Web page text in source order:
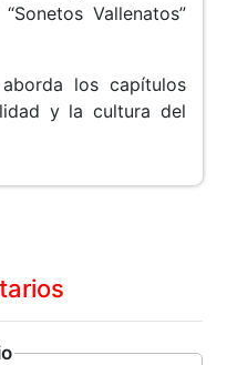
Vallenatos”
los capítulos
y la cultura del